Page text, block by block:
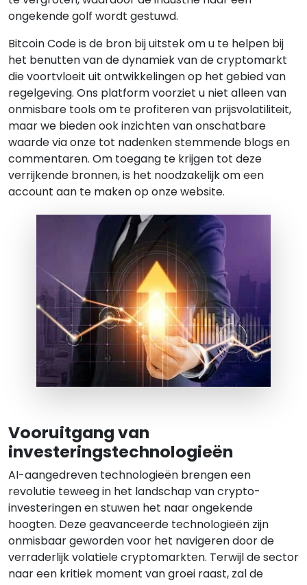
ongekende golf wordt gestuwd.
Bitcoin Code is de bron bij uitstek om u te helpen bij
het benutten van de dynamiek van de cryptomarkt
die voortvloeit uit ontwikkelingen op het gebied van
regelgeving. Ons platform voorziet u niet alleen van
onmisbare tools om te profiteren van prijsvolatiliteit,
maar we bieden ook inzichten van onschatbare
waarde via onze tot nadenken stemmende blogs en
commentaren. Om toegang te krijgen tot deze
verrijkende bronnen, is het noodzakelijk om een
account aan te maken op onze website.
Vooruitgang van
investeringstechnologieën
AI-aangedreven technologieën brengen een
revolutie teweeg in het landschap van crypto-
investeringen en stuwen het naar ongekende
hoogten. Deze geavanceerde technologieën zijn
onmisbaar geworden voor het navigeren door de
verraderlijk volatiele cryptomarkten. Terwijl de sector
naar een kritiek moment van groei raast, zal de